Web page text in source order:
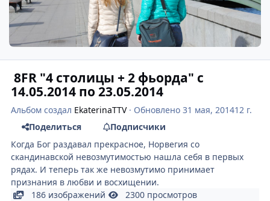
8FR "4 столицы + 2 фьорда" с
14.05.2014 по 23.05.2014
Альбом создал EkaterinaTTV· Обновлено31 мая, 201412 г.
Поделиться
Подписчики
Когда Бог раздавал прекрасное, Норвегия со
скандинавской невозмутимостью нашла себя в первых
рядах. И теперь так же невозмутимо принимает
признания в любви и восхищении.
186 изображений
2300 просмотров